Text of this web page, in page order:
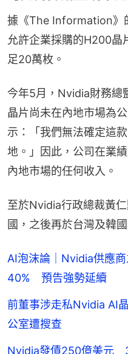
據《The Information》
允許企業採購的H200晶
足20萬枚。
今年5月，Nvidia財務
晶片尚未在內地市場為
示：「我們無法確定這
地。」因此，公司在業
內地市場的任何收入。
至於Nvidia行政總裁黃
國，之後再於台灣及韓
AI泡沫論｜Nvidia供應
40% 預告強勢延續
前董事涉走私Nvidia AI
公室遭搜查
Nvidia發債250億美元